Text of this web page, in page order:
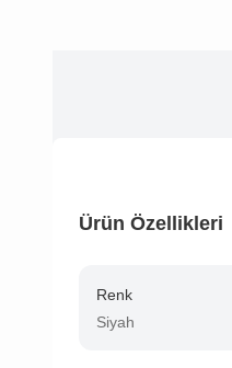
Ürün Özellikleri
Renk
Siyah